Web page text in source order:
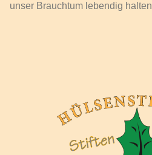
unser Brauchtum lebendig halten